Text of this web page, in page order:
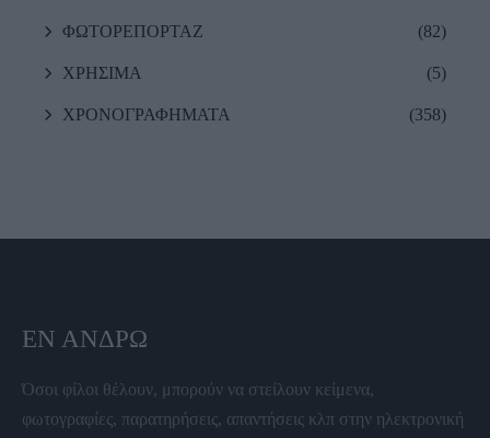
ΦΩΤΟΡΕΠΟΡΤΑΖ (82)
ΧΡΗΣΙΜΑ (5)
ΧΡΟΝΟΓΡΑΦΗΜΑΤΑ (358)
ΕΝ ΆΝΔΡΩ
Όσοι φίλοι θέλουν, μπορούν να στείλουν κείμενα,
φωτογραφίες, παρατηρήσεις, απαντήσεις κλπ στην ηλεκτρονική